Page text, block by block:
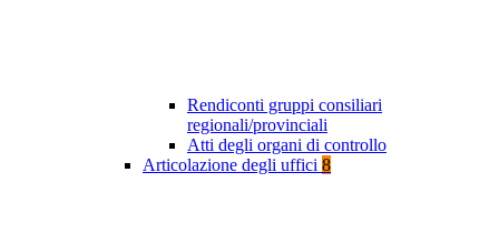
Rendiconti gruppi consiliari
regionali/provinciali
Atti degli organi di controllo
Articolazione degli uffici 8